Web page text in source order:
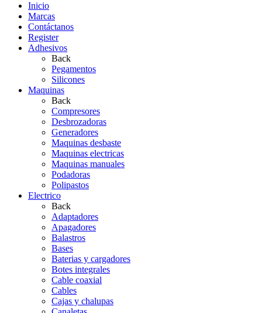
Inicio
Marcas
Contáctanos
Register
Adhesivos
Back
Pegamentos
Silicones
Maquinas
Back
Compresores
Desbrozadoras
Generadores
Maquinas desbaste
Maquinas electricas
Maquinas manuales
Podadoras
Polipastos
Electrico
Back
Adaptadores
Apagadores
Balastros
Bases
Baterias y cargadores
Botes integrales
Cable coaxial
Cables
Cajas y chalupas